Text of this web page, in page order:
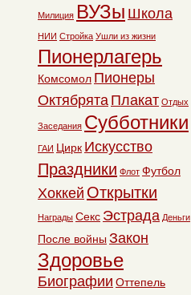
Милиция ВУЗы Школа
НИИ Стройка Ушли из жизни
Пионерлагерь
Комсомол Пионеры
Октябрята Плакат Отдых
Заседания Субботники
ГАИ Цирк Искусство
Праздники Флот Футбол
Хоккей Открытки
Награды Секс Эстрада Деньги
После войны Закон
Здоровье
Биографии Оттепель